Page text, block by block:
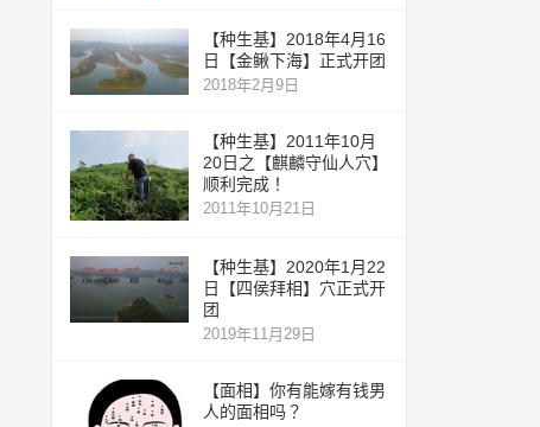
【种生基】2018年4月16
日【金鳅下海】正式开团
2018年2月9日
【种生基】2011年10月
20日之【麒麟守仙人穴】
顺利完成！
2011年10月21日
【种生基】2020年1月22
日【四侯拜相】穴正式开
团
2019年11月29日
【面相】你有能嫁有钱男
人的面相吗？